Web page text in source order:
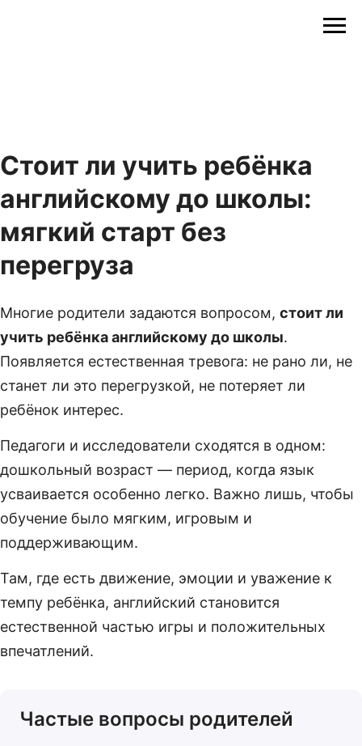
Стоит ли учить ребёнка
английскому до школы:
мягкий старт без
перегруза
Многие родители задаются вопросом, стоит ли
учить ребёнка английскому до школы.
Появляется естественная тревога: не рано ли, не
станет ли это перегрузкой, не потеряет ли
ребёнок интерес.
Педагоги и исследователи сходятся в одном:
дошкольный возраст — период, когда язык
усваивается особенно легко. Важно лишь, чтобы
обучение было мягким, игровым и
поддерживающим.
Там, где есть движение, эмоции и уважение к
темпу ребёнка, английский становится
естественной частью игры и положительных
впечатлений.
Частые вопросы родителей